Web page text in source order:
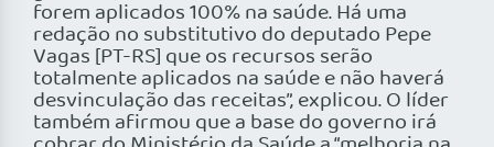
forem aplicados 100% na saúde. Há uma
redação no substitutivo do deputado Pepe
Vagas [PT-RS] que os recursos serão
totalmente aplicados na saúde e não haverá
desvinculação das receitas”, explicou. O líder
também afirmou que a base do governo irá